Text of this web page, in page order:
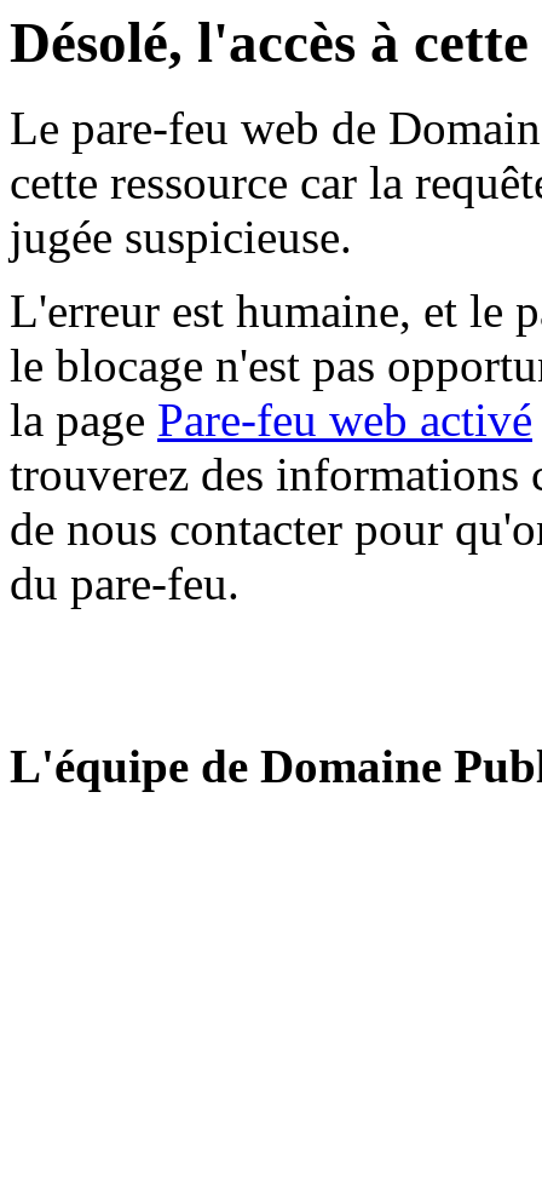
Désolé, l'accès à
Le pare-feu web de
cette ressource car la
jugée suspicieuse.
L'erreur est humaine, et le
le blocage n'est pas
la page Pare-feu web activé
trouverez des informations
de nous contacter pour
du pare-feu.
L'équipe de Domaine